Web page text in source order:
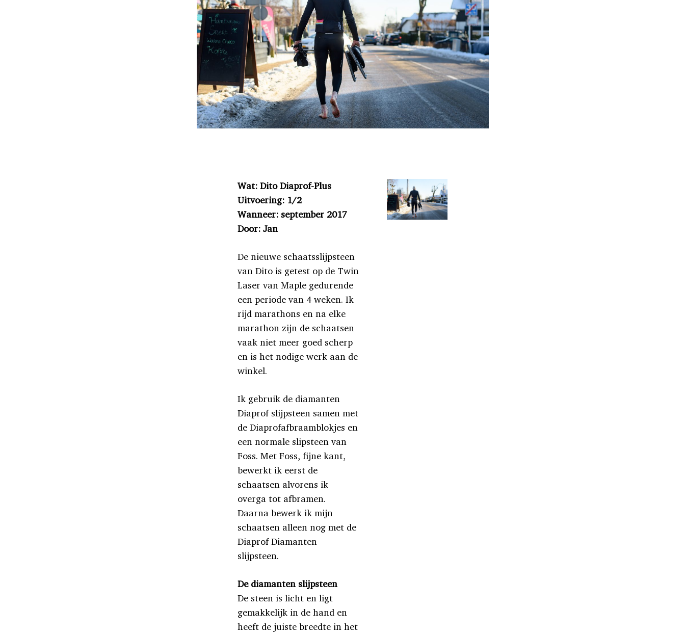
Wat: Dito Diaprof-Plus
Uitvoering: 1/2
Wanneer: september 2017
Door: Jan
De nieuwe schaatsslijpsteen
van Dito is getest op de Twin
Laser van Maple gedurende
een periode van 4 weken. Ik
rijd marathons en na elke
marathon zijn de schaatsen
vaak niet meer goed scherp
en is het nodige werk aan de
winkel.
Ik gebruik de diamanten
Diaprof slijpsteen samen met
de Diaprofafbraamblokjes en
een normale slipsteen van
Foss. Met Foss, fijne kant,
bewerkt ik eerst de
schaatsen alvorens ik
overga tot afbramen.
Daarna bewerk ik mijn
schaatsen alleen nog met de
Diaprof Diamanten
slijpsteen.
De diamanten slijpsteen
De steen is licht en ligt
gemakkelijk in de hand en
heeft de juiste breedte in het